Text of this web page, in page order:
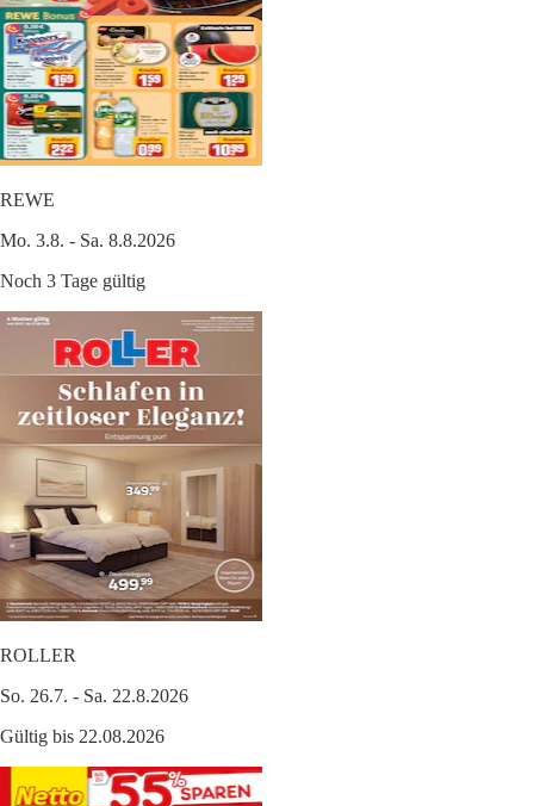
REWE
Mo. 3.8. - Sa. 8.8.2026
Noch 3 Tage gültig
ROLLER
So. 26.7. - Sa. 22.8.2026
Gültig bis 22.08.2026